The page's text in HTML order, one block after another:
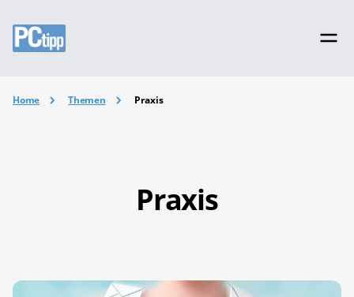
Home Themen Praxis
Praxis